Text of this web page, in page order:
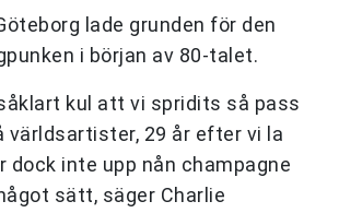
lade grunden för den
i början av 80-talet.
kul att vi spridits så pass
världsartister, 29 år efter vi la
dock inte upp nån champagne
sätt, säger Charlie